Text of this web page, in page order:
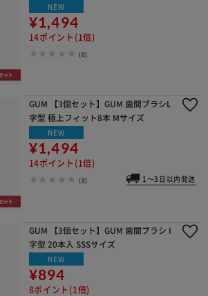
NEW
¥1,494
14ポイント(1倍)
(0)
GUM 【3個セット】GUM 歯間ブラシL
字型 極上フィット8本 Mサイズ
NEW
¥1,494
14ポイント(1倍)
(0) 1～3日以内発送
GUM 【3個セット】GUM 歯間ブラシ I
字型 20本入 SSSサイズ
NEW
¥894
8ポイント(1倍)